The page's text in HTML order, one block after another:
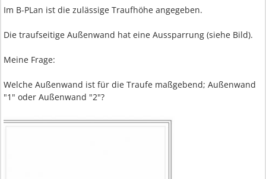
Im B-PLan ist die zulässige Traufhöhe angegeben.
Die traufseitige Außenwand hat eine Aussparrung (siehe Bild).
Meine Frage:
Welche Außenwand ist für die Traufe maßgebend; Außenwand
"1" oder Außenwand "2"?